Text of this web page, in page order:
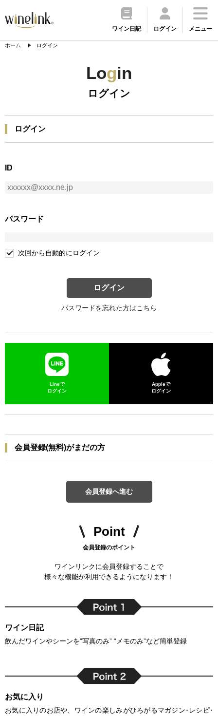
ワイン日記 ログイン メニュー
ホーム ログイン
Login
ログイン
ログイン
ID
パスワード
次回から自動的にログイン
ログイン
パスワードを忘れた方はこちら
Lineで
ログイン
Appleで
ログイン
会員登録(無料)がまだの方
会員登録へ進む
Point
会員登録のポイント
ワインリンクに会員登録することで
様々な機能が利用できるようになります！
ワイン日記
飲んだワインやシーンを”写真のみ” “メモのみ”など簡単登録
お気に入り
お気に入りのお店や、ワインの楽しみがひろがるマガジン･レシピ･